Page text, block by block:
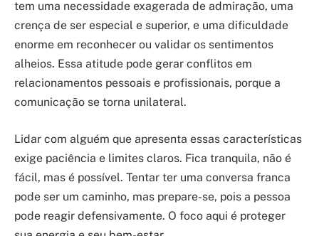
tem uma necessidade exagerada de admiração, uma
crença de ser especial e superior, e uma dificuldade
enorme em reconhecer ou validar os sentimentos
alheios. Essa atitude pode gerar conflitos em
relacionamentos pessoais e profissionais, porque a
comunicação se torna unilateral.
Lidar com alguém que apresenta essas características
exige paciência e limites claros. Fica tranquila, não é
fácil, mas é possível. Tentar ter uma conversa franca
pode ser um caminho, mas prepare-se, pois a pessoa
pode reagir defensivamente. O foco aqui é proteger